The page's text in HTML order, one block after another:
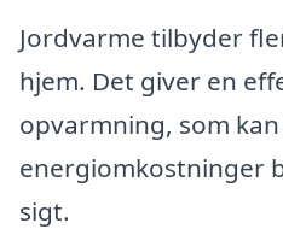
Jordvarme tilbyder
hjem. Det giver en
opvarmning, som
energiomkostninger
sigt.